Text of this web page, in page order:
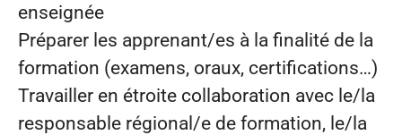
enseignée
Préparer les apprenant/es à la finalité de la
formation (examens, oraux, certifications…)
Travailler en étroite collaboration avec le/la
responsable régional/e de formation, le/la